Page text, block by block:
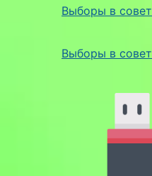
Выборы в
Выборы в